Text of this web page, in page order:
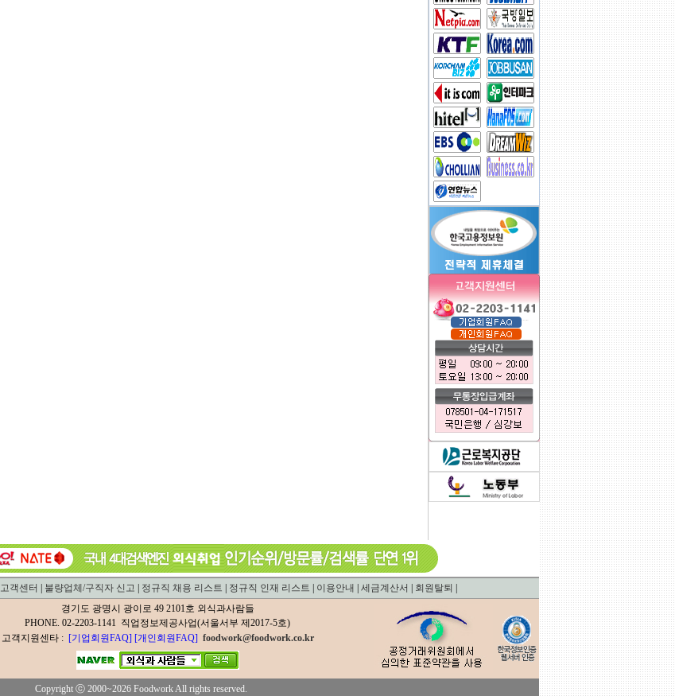
고객센터 불량업체/구직자 신고 정규직 채용 리스트 정규직 인재 리스트 이용안내 세금계산서 회원탈퇴
경기도 광명시 광이로 49 2101호 외식과사람들
PHONE. 02-2203-1141 직업정보제공사업(서울서부 제2017-5호)
고객지원센타 : [기업회원FAQ] [개인회원FAQ] foodwork@foodwork.co.kr
Copyright ⓒ 2000~2026 Foodwork All rights reserved.